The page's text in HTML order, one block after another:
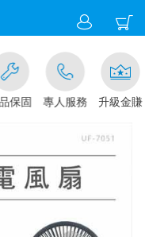
點我看
保固 專人服務 升級金賺